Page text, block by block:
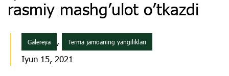
rasmiy mashg’ulot o’tkazdi
Galereya , Terma jamoaning yangiliklari
Iyun 15, 2021